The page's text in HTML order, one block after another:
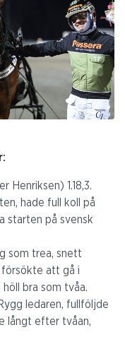
Henriksen) 1.18,3.
hade full koll på
starten på svensk
som trea, snett
försökte att gå i
bra som tvåa.
ledaren, fullföljde
långt efter tvåan,